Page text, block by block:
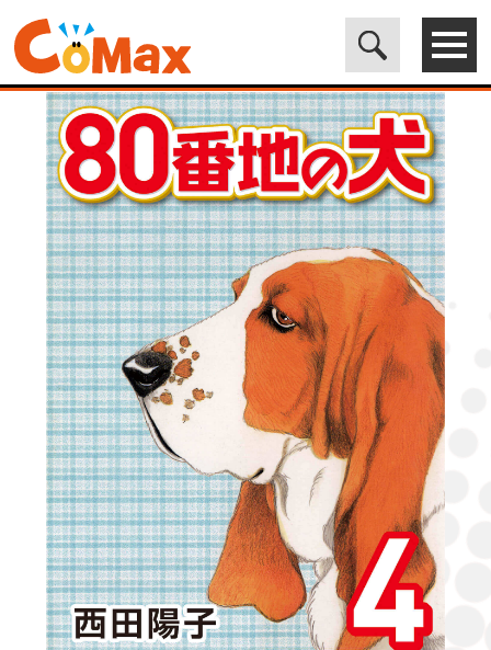
電子書籍マンガ CoMax(コマックス)公式サイト - 株式会社ICE>
LEGEND> 80番地の犬 (4)